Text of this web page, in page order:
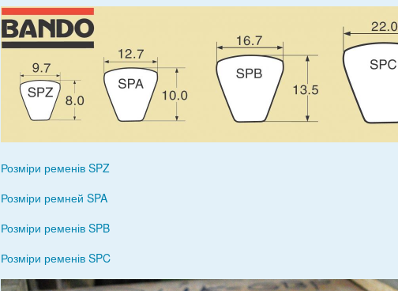
Розміри ременів SPZ
Розміри ремней SPA
Розміри ременів SPB
Розміри ременів SPC